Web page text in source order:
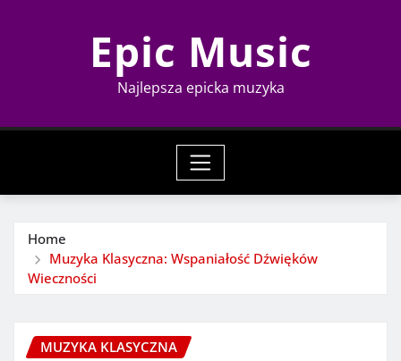
Epic Music
Najlepsza epicka muzyka
Home
Muzyka Klasyczna: Wspaniałość Dźwięków
Wieczności
MUZYKA KLASYCZNA